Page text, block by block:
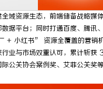
资源生态，前端储备战略媒
据平台；同时打通百度、腾
+ 小红书” 资源全覆盖的营销
与市场双重认可，累计斩获
公关协会案例奖、艾菲公关